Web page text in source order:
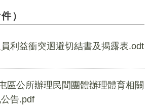
）
利益衝突迴避切結書及揭露表.odt
區公所辦理民間團體辦理體育相關
告.pdf